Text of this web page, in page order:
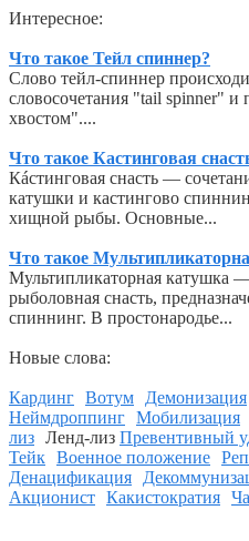
Интересное:
Что такое Тейл спиннер?
Слово тейл-спиннер
словосочетания "tail spinner" и
хвостом"....
Что такое Кастинговая
Кáстинговая снасть —
катушки и кастингово
хищной рыбы. Основные...
Что такое
Мультипликаторная катушка
рыболовная снасть,
спиннинг. В простонародье...
Новые слова:
Кардинг Вотум Демонизация
Неймдроппинг Мобилизация
лиз Ленд-лиз Превентивный
Тейк Военное положение
Денацификация
Акционист Какистократия